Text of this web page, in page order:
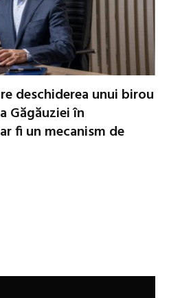
deschiderea unui birou
Găgăuziei în
fi un mecanism de